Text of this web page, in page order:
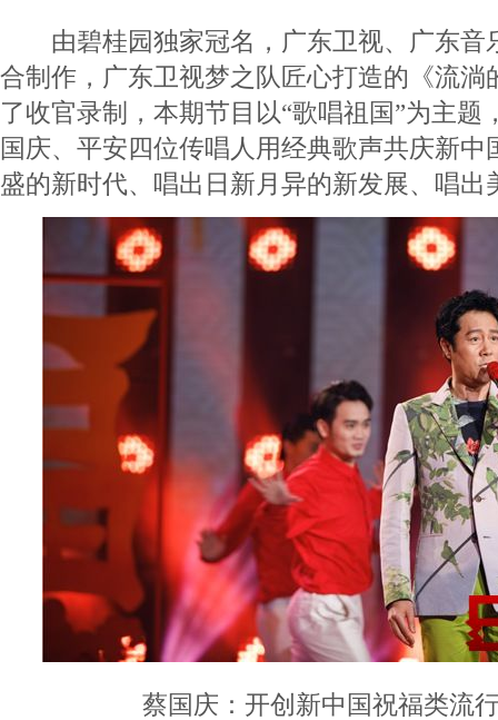
由碧桂园独家冠名，广东卫视、广东音
合制作，广东卫视梦之队匠心打造的《流淌
了收官录制，本期节目以“歌唱祖国”为主题
国庆、平安四位传唱人用经典歌声共庆新中
盛的新时代、唱出日新月异的新发展、唱出
蔡国庆：开创新中国祝福类流